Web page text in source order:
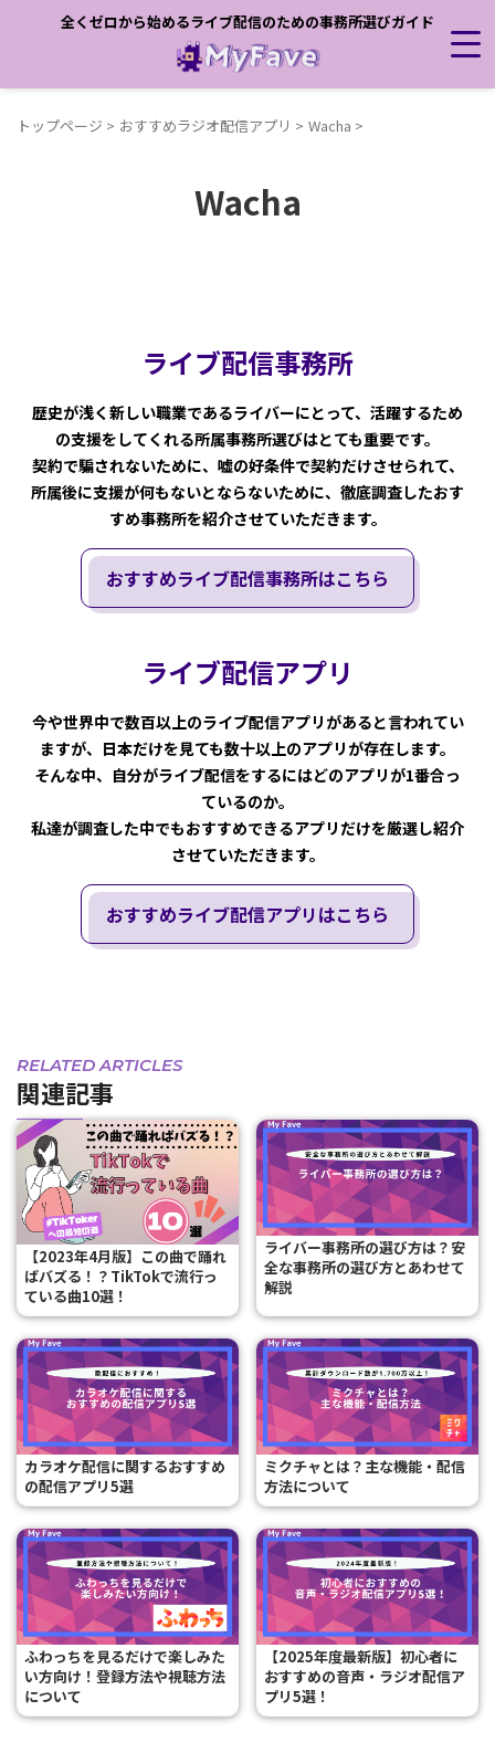
全くゼロから始めるライブ配信のための事務所選びガイド
トップページ > おすすめラジオ配信アプリ > Wacha >
Wacha
ライブ配信事務所
歴史が浅く新しい職業であるライバーにとって、活躍するため
の支援をしてくれる所属事務所選びはとても重要です。
契約で騙されないために、嘘の好条件で契約だけさせられて、
所属後に支援が何もないとならないために、徹底調査したおす
すめ事務所を紹介させていただきます。
おすすめライブ配信事務所はこちら
ライブ配信アプリ
今や世界中で数百以上のライブ配信アプリがあると言われてい
ますが、日本だけを見ても数十以上のアプリが存在します。
そんな中、自分がライブ配信をするにはどのアプリが1番合っ
ているのか。
私達が調査した中でもおすすめできるアプリだけを厳選し紹介
させていただきます。
おすすめライブ配信アプリはこちら
RELATED ARTICLES
関連記事
【2023年4月版】この曲で踊れ
ばバズる！？TikTokで流行っ
ている曲10選！
ライバー事務所の選び方は？安
全な事務所の選び方とあわせて
解説
カラオケ配信に関するおすすめ
の配信アプリ5選
ミクチャとは？主な機能・配信
方法について
ふわっちを見るだけで楽しみた
い方向け！登録方法や視聴方法
について
【2025年度最新版】初心者に
おすすめの音声・ラジオ配信ア
プリ5選！